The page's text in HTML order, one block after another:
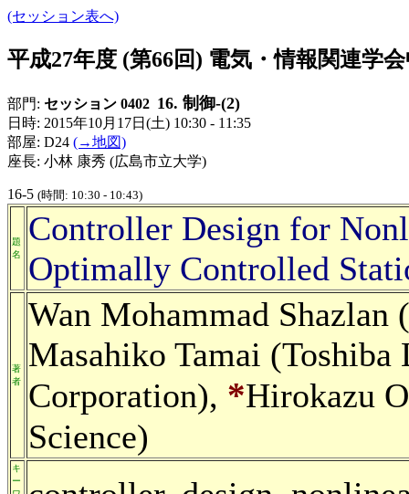
(セッション表へ)
平成27年度 (第66回) 電気・情報関連学
部門: セッション 0402 16. 制御-(2)
日時: 2015年10月17日(土) 10:30 - 11:35
部屋: D24 (→地図)
座長: 小林 康秀 (広島市立大学)
16-5 (時間: 10:30 - 10:43)
題
名
Controller Design for
Optimally Controlled
著
者
Wan Mohammad
Masahiko Tamai
Corporation), *Hirokazu
Science)
キ
ー